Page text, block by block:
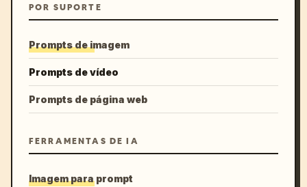
POR SUPORTE
Prompts de imagem
Prompts de vídeo
Prompts de página web
FERRAMENTAS DE IA
Imagem para prompt